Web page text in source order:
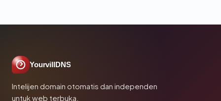
YourvillDNS
Intelijen domain otomatis dan independen
untuk web terbuka.